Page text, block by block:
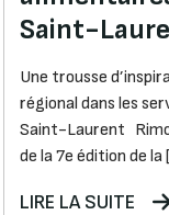
Saint-
Une trousse
régional dans les
Saint-Laurent
de la 7e édition de la
LIRE LA SUITE